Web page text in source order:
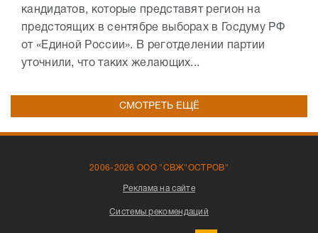
кандидатов, которые представят регион на
предстоящих в сентябре выборах в Госдуму РФ
от «Единой России». В реготделении партии
уточнили, что таких желающих...
СМОТРЕТЬ ЕЩЁ
2006-2026 ООО "СВЖ"ОСТРОВ"
Реклама на сайте
Системы рекомендаций